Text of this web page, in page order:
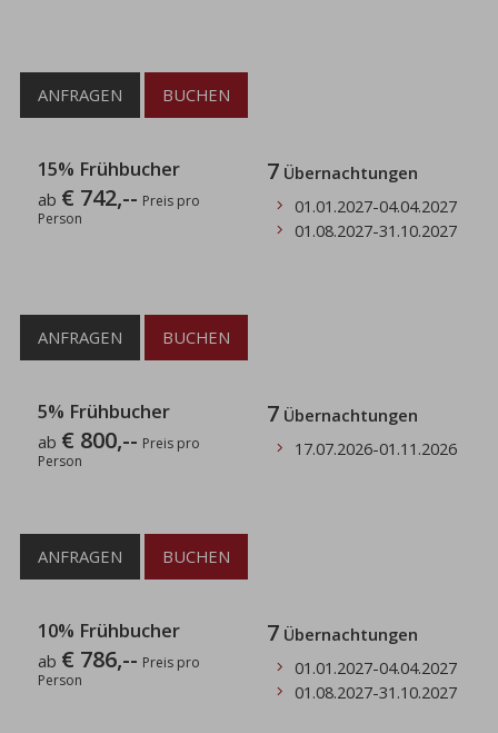
ANFRAGEN BUCHEN
15% Frühbucher
ab € 742,-- Preis pro
Person
7 Übernachtungen
01.01.2027-04.04.2027
01.08.2027-31.10.2027
ANFRAGEN BUCHEN
5% Frühbucher
ab € 800,-- Preis pro
Person
7 Übernachtungen
17.07.2026-01.11.2026
ANFRAGEN BUCHEN
10% Frühbucher
ab € 786,-- Preis pro
Person
7 Übernachtungen
01.01.2027-04.04.2027
01.08.2027-31.10.2027